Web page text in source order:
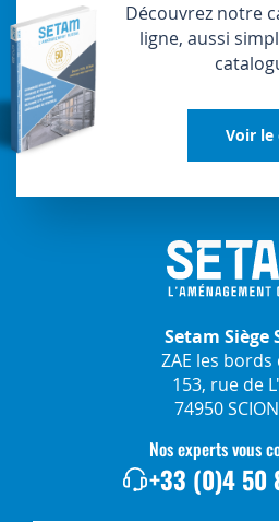
Découvrez notre
ligne, aussi
Voir le
Setam Siège
ZAE les bords
153, rue de
74950
Nos experts vous
+33 (0)4 50